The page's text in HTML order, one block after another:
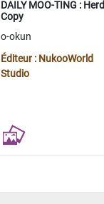
DAILY MOO-TING : Herd
Copy
o-okun
Éditeur : NukooWorld
Studio